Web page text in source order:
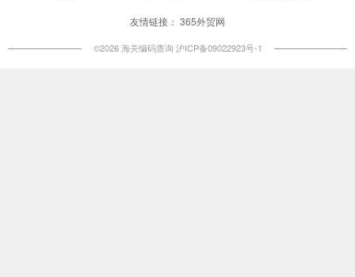
友情链接： 365外贸网
©2026 海关编码查询 沪ICP备09022923号-1